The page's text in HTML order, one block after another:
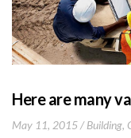
Here are many
May 11, 2015 Building,